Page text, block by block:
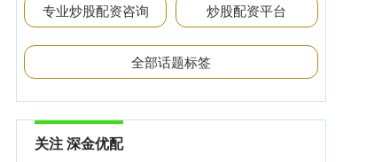
专业炒股配资咨询 炒股配资平台
全部话题标签
关注 深金优配